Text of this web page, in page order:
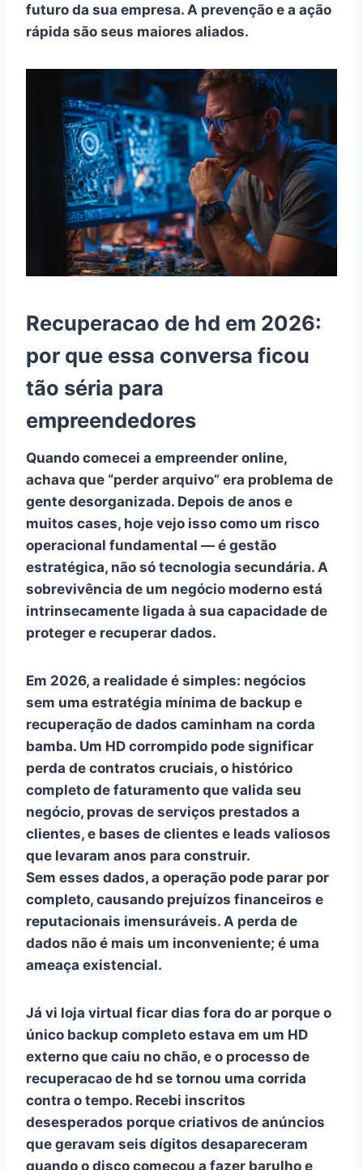
futuro da sua empresa. A prevenção e a ação
rápida são seus maiores aliados.
Recuperacao de hd em 2026:
por que essa conversa ficou
tão séria para
empreendedores
Quando comecei a empreender online,
achava que “perder arquivo” era problema de
gente desorganizada. Depois de anos e
muitos cases, hoje vejo isso como um risco
operacional fundamental — é gestão
estratégica, não só tecnologia secundária. A
sobrevivência de um negócio moderno está
intrinsecamente ligada à sua capacidade de
proteger e recuperar dados.
Em 2026, a realidade é simples: negócios
sem uma estratégia mínima de backup e
recuperação de dados caminham na corda
bamba. Um HD corrompido pode significar
perda de contratos cruciais, o histórico
completo de faturamento que valida seu
negócio, provas de serviços prestados a
clientes, e bases de clientes e leads valiosos
que levaram anos para construir.
Sem esses dados, a operação pode parar por
completo, causando prejuízos financeiros e
reputacionais imensuráveis. A perda de
dados não é mais um inconveniente; é uma
ameaça existencial.
Já vi loja virtual ficar dias fora do ar porque o
único backup completo estava em um HD
externo que caiu no chão, e o processo de
recuperacao de hd se tornou uma corrida
contra o tempo. Recebi inscritos
desesperados porque criativos de anúncios
que geravam seis dígitos desapareceram
quando o disco começou a fazer barulho e